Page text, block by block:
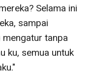
Selama ini
sampai
mengatur tanpa
ku, semua untuk